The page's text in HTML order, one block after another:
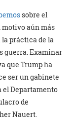
sobre el
motivo aún más
la práctica de la
guerra. Examinar
que Trump ha
ser un gabinete
el Departamento
de
Nauert.